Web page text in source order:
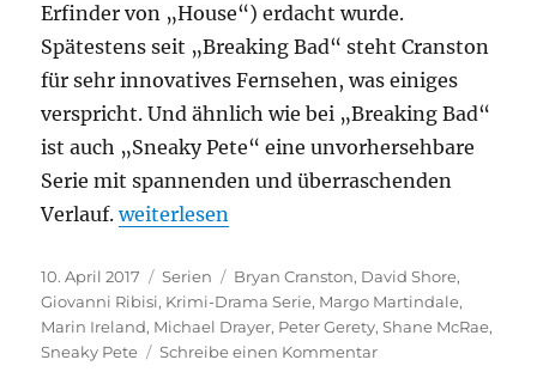
Erfinder von „House“) erdacht wurde.
Spätestens seit „Breaking Bad“ steht Cranston
für sehr innovatives Fernsehen, was einiges
verspricht. Und ähnlich wie bei „Breaking Bad“
ist auch „Sneaky Pete“ eine unvorhersehbare
Serie mit spannenden und überraschenden
Verlauf.„Sneaky Pete“
weiterlesen
Veröffentlicht
am
10. April 2017 Kategorien
Serien Schlagwörter
Bryan Cranston, David Shore,
Giovanni Ribisi, Krimi-Drama Serie, Margo Martindale,
Marin Ireland, Michael Drayer, Peter Gerety,Shane McRae,
Sneaky Pete
Schreibe einen Kommentarzu